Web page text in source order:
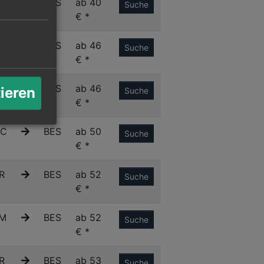
BES
ab 40
€ *
Suche
BES
ab 46
€ *
Suche
BES
ab 46
€ *
Suche
BES
ab 50
€ *
Suche
BES
ab 52
€ *
Suche
BES
ab 52
€ *
Suche
BES
ab 53